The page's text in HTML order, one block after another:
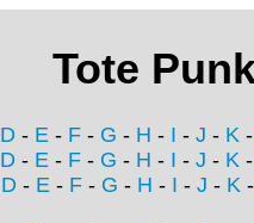
Tote
D - E - F - G - H - I - J - K
D - E - F - G - H - I - J - K
D- E- F- G - H - I - J - K